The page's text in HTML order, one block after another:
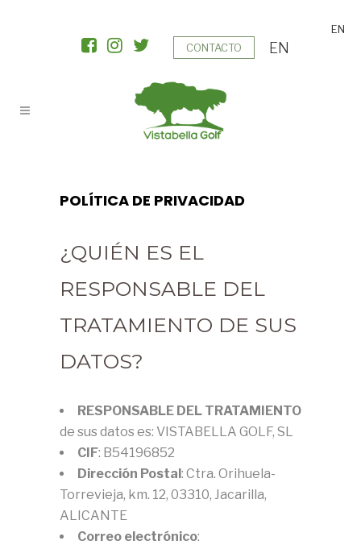
CONTACTO
EN
EN
POLÍTICA DE PRIVACIDAD
¿QUIÉN ES EL
RESPONSABLE DEL
TRATAMIENTO DE SUS
DATOS?
RESPONSABLE DEL TRATAMIENTO
de sus datos es: VISTABELLA GOLF, SL
CIF: B54196852
Dirección Postal: Ctra. Orihuela-
Torrevieja, km. 12, 03310, Jacarilla,
ALICANTE
Correo electrónico: